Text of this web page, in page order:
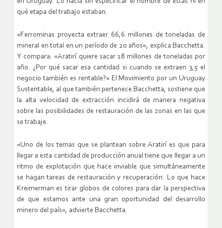
qué etapa del trabajo estaban.
«Ferrominas proyecta extraer 66,6 millones de toneladas de
mineral en total en un período de 20 años», explica Bacchetta.
Y compara: «Aratirí quiere sacar 18 millones de toneladas por
año. ¿Por qué sacar esa cantidad si cuando se extraen 3,5 el
negocio también es rentable?» El Movimiento por un Uruguay
Sustentable, al que también pertenece Bacchetta, sostiene que
la alta velocidad de extracción incidirá de manera negativa
sobre las posibilidades de restauración de las zonas en las que
se trabaje.
«Uno de los temas que se plantean sobre Aratirí es que para
llegar a esta cantidad de producción anual tiene que llegar a un
ritmo de explotación que hace inviable que simultáneamente
se hagan tareas de restauración y recuperación. Lo que hace
Kreimerman es tirar globos de colores para dar la perspectiva
de que estamos ante una gran oportunidad del desarrollo
minero del país», advierte Bacchetta.